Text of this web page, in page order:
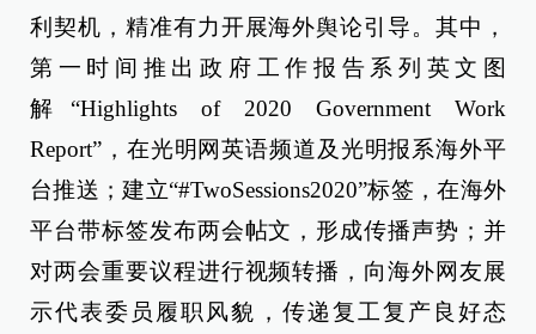
利契机，精准有力开展海外舆论引导。其中，
第一时间推出政府工作报告系列英文图
解 “Highlights of 2020 Government Work
Report”， 在光明网英语频道及光明报系海外平
台推送；建立“#TwoSessions2020”标签，在海外
平台带标签发布两会帖文，形成传播声势；并
对两会重要议程进行视频转播，向海外网友展
示代表委员履职风貌，传递复工复产良好态